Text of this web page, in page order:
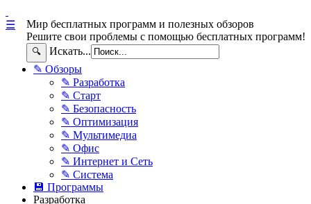
Мир бесплатных программ и полезных обзоров
Решите свои проблемы с помощью бесплатных программ!
🔍 Искать...
☰
✎ Обзоры
✎ Разработка
✎ Старт
✎ Безопасность
✎ Оптимизация
✎ Мультимедиа
✎ Офис
✎ Интернет и Сеть
✎ Система
💾 Программы
Разработка